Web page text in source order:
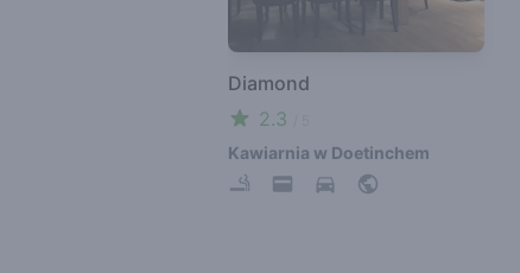
Diamond
2.3
Kawiarnia w Doetinchem